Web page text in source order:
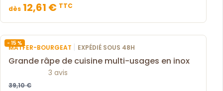
dès 12,61 € TTC
- 15 %
MATFER-BOURGEAT | EXPÉDIÉ SOUS 48H
Grande râpe de cuisine multi-usages en inox
3 avis
39,10 €